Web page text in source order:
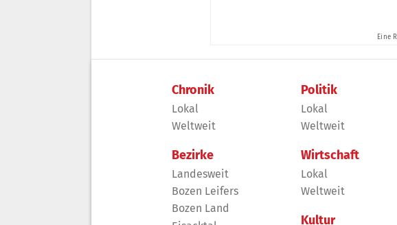
Chronik
Lokal
Weltweit
Bezirke
Landesweit
Bozen Leifers
Bozen Land
Politik
Lokal
Weltweit
Wirtschaft
Lokal
Weltweit
Kultur